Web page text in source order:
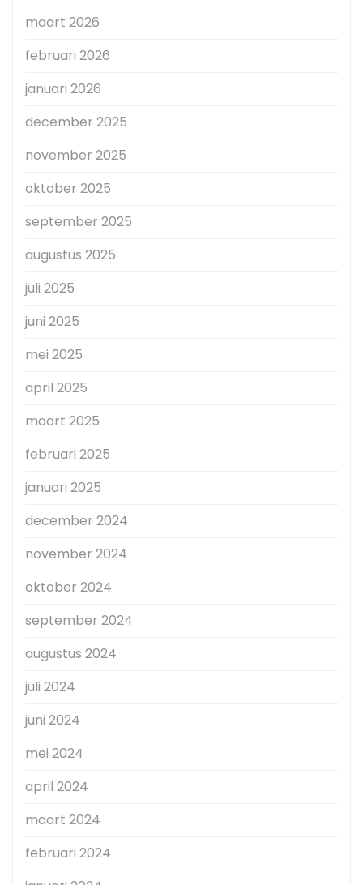
maart 2026
februari 2026
januari 2026
december 2025
november 2025
oktober 2025
september 2025
augustus 2025
juli 2025
juni 2025
mei 2025
april 2025
maart 2025
februari 2025
januari 2025
december 2024
november 2024
oktober 2024
september 2024
augustus 2024
juli 2024
juni 2024
mei 2024
april 2024
maart 2024
februari 2024